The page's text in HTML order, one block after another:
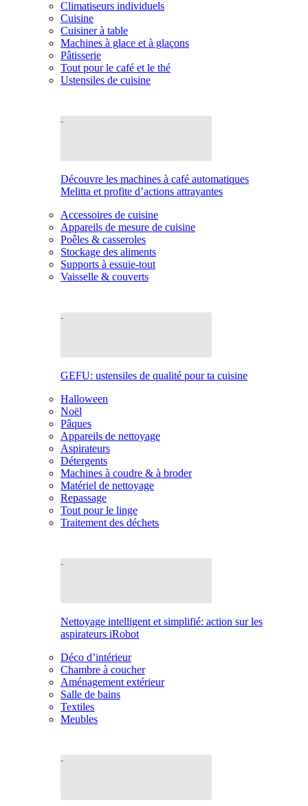
Climatiseurs individuels
Cuisine
Cuisiner à table
Machines à glace et à glaçons
Pâtisserie
Tout pour le café et le thé
Ustensiles de cuisine
Découvre les machines à café automatiques
Melitta et profite d’actions attrayantes
Accessoires de cuisine
Appareils de mesure de cuisine
Poêles & casseroles
Stockage des aliments
Supports à essuie-tout
Vaisselle & couverts
GEFU: ustensiles de qualité pour ta cuisine
Halloween
Noël
Pâques
Appareils de nettoyage
Aspirateurs
Détergents
Machines à coudre & à broder
Matériel de nettoyage
Repassage
Tout pour le linge
Traitement des déchets
Nettoyage intelligent et simplifié: action sur les
aspirateurs iRobot
Déco d’intérieur
Chambre à coucher
Aménagement extérieur
Salle de bains
Textiles
Meubles